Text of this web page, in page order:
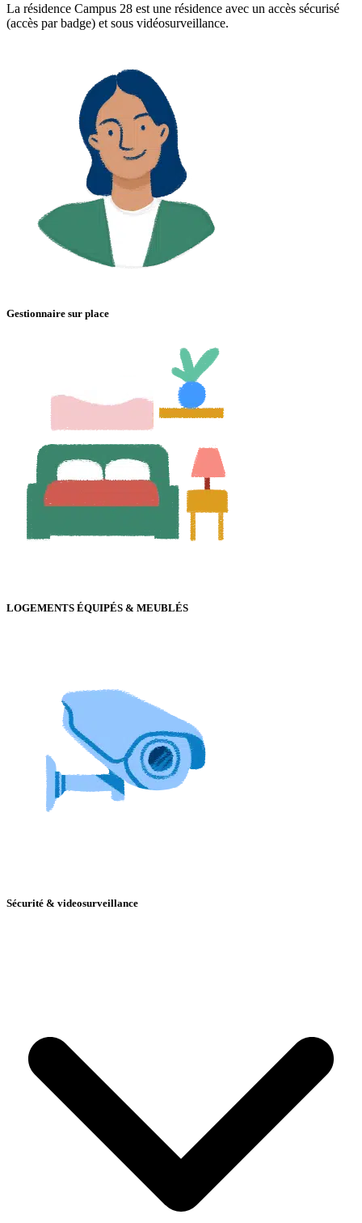
La résidence Campus 28 est une résidence avec un accès sécurisé
(accès par badge) et sous vidéosurveillance.
Gestionnaire sur place
LOGEMENTS ÉQUIPÉS & MEUBLÉS
Sécurité & videosurveillance